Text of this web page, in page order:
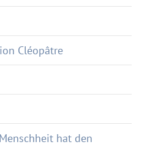
Cléopâtre
hat den